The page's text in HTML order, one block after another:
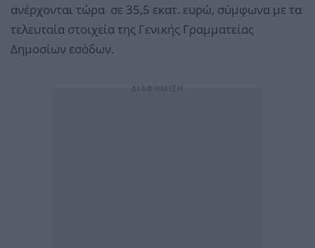
ανέρχονται τώρα σε 35,5 εκατ. ευρώ, σύμφωνα με τα
τελευταία στοιχεία της Γενικής Γραμματείας
Δημοσίων εσόδων.